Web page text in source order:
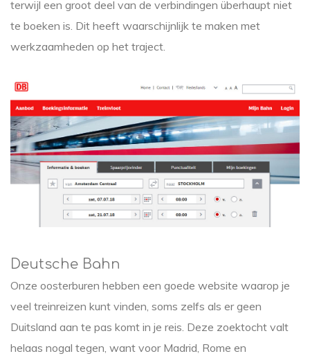
terwijl een groot deel van de verbindingen überhaupt niet
te boeken is. Dit heeft waarschijnlijk te maken met
werkzaamheden op het traject.
Deutsche Bahn
Onze oosterburen hebben een goede website waarop je
veel treinreizen kunt vinden, soms zelfs als er geen
Duitsland aan te pas komt in je reis. Deze zoektocht valt
helaas nogal tegen, want voor Madrid, Rome en